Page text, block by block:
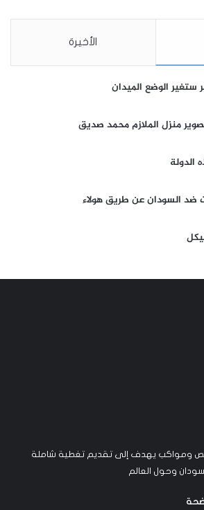
الأخيرة
ستغير الوضع الميدان
منزل الملازم محمد صديق
الدولة
ضد السودان عن طريق هولاء
ومواكب يهدف إلى تقديم تغطية شاملة
وحول العالم